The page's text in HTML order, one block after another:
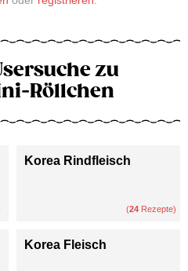
zu
Röllchen
Korea Rindfleisch
(24 Rezepte)
Korea Fleisch